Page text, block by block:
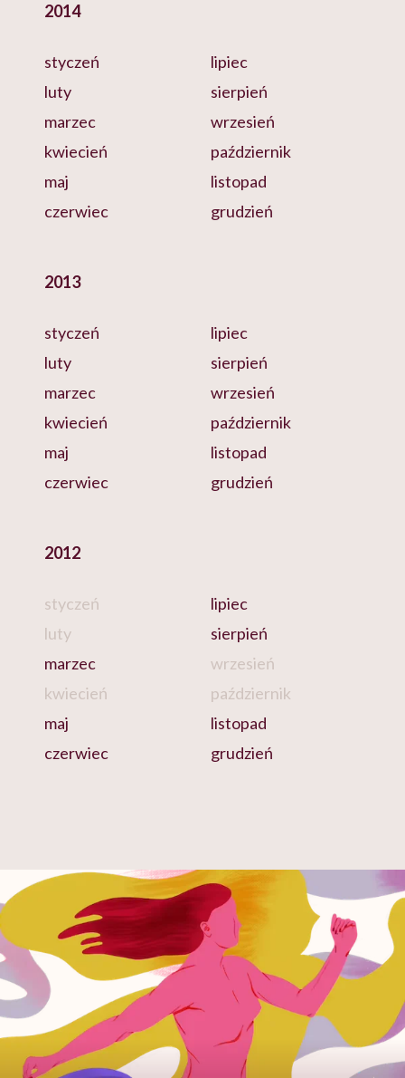
2014
styczeń
luty
marzec
kwiecień
maj
czerwiec
lipiec
sierpień
wrzesień
październik
listopad
grudzień
2013
styczeń
luty
marzec
kwiecień
maj
czerwiec
lipiec
sierpień
wrzesień
październik
listopad
grudzień
2012
styczeń
luty
marzec
kwiecień
maj
czerwiec
lipiec
sierpień
wrzesień
październik
listopad
grudzień